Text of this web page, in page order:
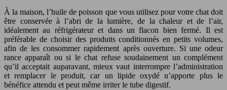
À la maison, l’huile de poisson que vous utilisez pour votre chat doit
être conservée à l’abri de la lumière, de la chaleur et de l’air,
idéalement au réfrigérateur et dans un flacon bien fermé. Il est
préférable de choisir des produits conditionnés en petits volumes,
afin de les consommer rapidement après ouverture. Si une odeur
rance apparaît ou si le chat refuse soudainement un complément
qu’il acceptait auparavant, mieux vaut interrompre l’administration
et remplacer le produit, car un lipide oxydé n’apporte plus le
bénéfice attendu et peut même irriter le tube digestif.